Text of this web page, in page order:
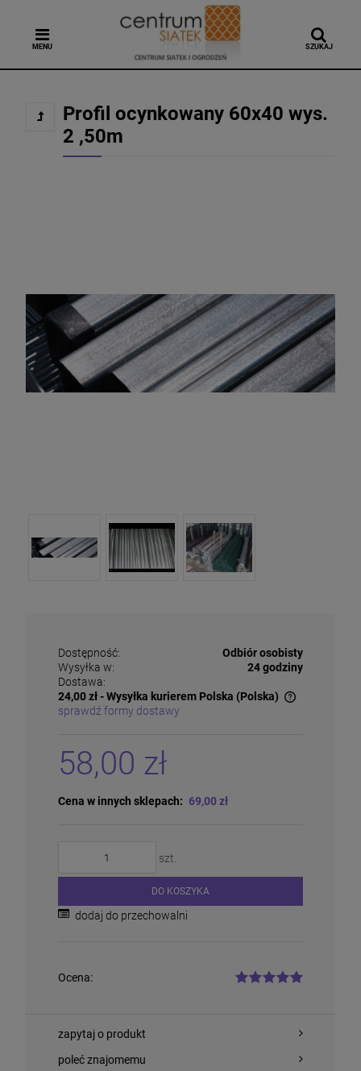
MENU SZUKAJ
Siatka Leśna węzłowa 150/16/10 25m PCV
DO KOSZYKA
Profil ocynkowany 60x40 wys.
2 ,50m
Dostępność:
Odbiór osobisty
Wysyłka w:
24 godziny
Dostawa:
24,00 zł- Wysyłka kurierem Polska (Polska)
Cena nie zawiera ewentualnych kosztów płatności
sprawdź formy dostawy
58,00 zł
Cena w innych sklepach: 69,00 zł
szt.
DO KOSZYKA
dodaj do przechowalni
Ocena:
zapytaj o produkt
poleć znajomemu